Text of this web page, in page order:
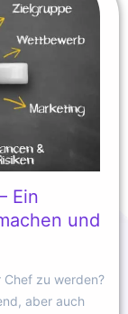
Ein
und
Chef zu werden?
aber auch